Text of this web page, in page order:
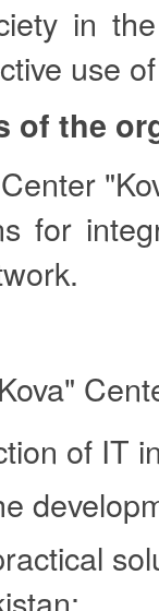
in
use
of the
for
of IT